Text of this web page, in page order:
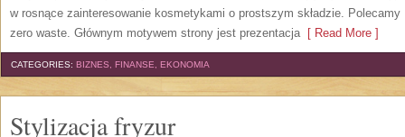
w rosnące zainteresowanie kosmetykami o prostszym składzie. Polecamy
zero waste. Głównym motywem strony jest prezentacja[ Read More ]
CATEGORIES: BIZNES, FINANSE, EKONOMIA
Stylizacja fryzur